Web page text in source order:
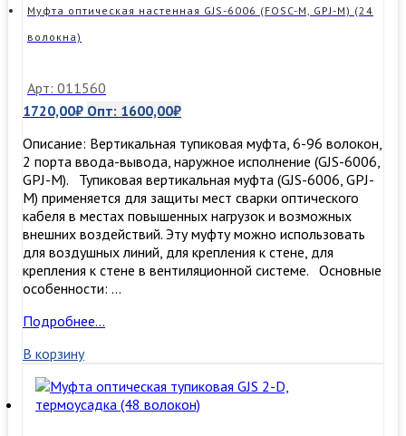
Муфта оптическая настенная GJS-6006 (FOSC-M, GPJ-M) (24
волокна)
Арт: 011560
1720,00₽ Опт: 1600,00₽
Описание: Вертикальная тупиковая муфта, 6-96 волокон,
2 порта ввода-вывода, наружное исполнение (GJS-6006,
GPJ-M). Тупиковая вертикальная муфта (GJS-6006, GPJ-
M) применяется для защиты мест сварки оптического
кабеля в местах повышенных нагрузок и возможных
внешних воздействий. Эту муфту можно использовать
для воздушных линий, для крепления к стене, для
крепления к стене в вентиляционной системе. Основные
особенности: …
Муфта
настенная
GJS-
6006
(FOSC-
Подробнее…
В корзину